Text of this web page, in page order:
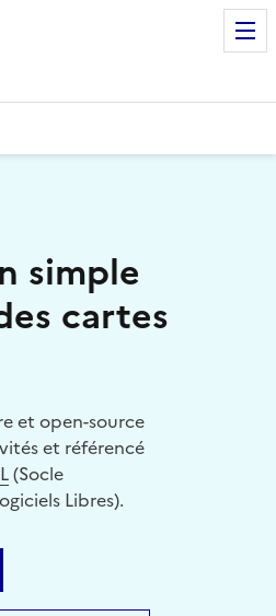
simple
cartes
et open-source
et référencé
(Socle
Libres).